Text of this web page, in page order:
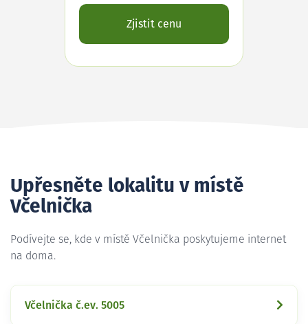
Zjistit cenu
Upřesněte lokalitu v místě
Včelnička
Podívejte se, kde v místě Včelnička poskytujeme internet
na doma.
Včelnička č.ev. 5005